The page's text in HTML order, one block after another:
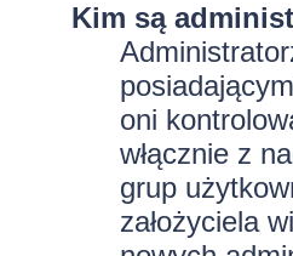
Kim są
oni
włącznie z
grup
założyciela